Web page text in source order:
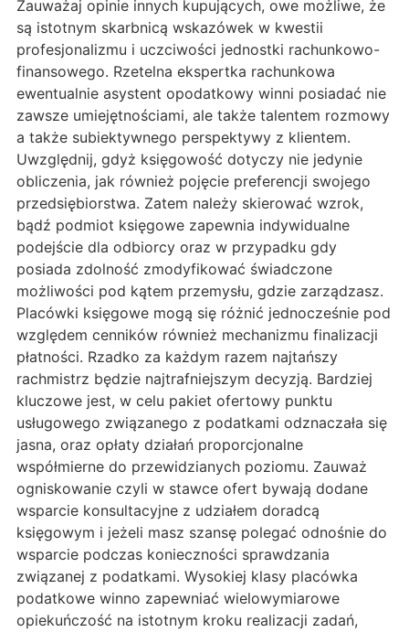
Zauważaj opinie innych kupujących, owe możliwe, że
są istotnym skarbnicą wskazówek w kwestii
profesjonalizmu i uczciwości jednostki rachunkowo-
finansowego. Rzetelna ekspertka rachunkowa
ewentualnie asystent opodatkowy winni posiadać nie
zawsze umiejętnościami, ale także talentem rozmowy
a także subiektywnego perspektywy z klientem.
Uwzględnij, gdyż księgowość dotyczy nie jedynie
obliczenia, jak również pojęcie preferencji swojego
przedsiębiorstwa. Zatem należy skierować wzrok,
bądź podmiot księgowe zapewnia indywidualne
podejście dla odbiorcy oraz w przypadku gdy
posiada zdolność zmodyfikować świadczone
możliwości pod kątem przemysłu, gdzie zarządzasz.
Placówki księgowe mogą się różnić jednocześnie pod
względem cenników również mechanizmu finalizacji
płatności. Rzadko za każdym razem najtańszy
rachmistrz będzie najtrafniejszym decyzją. Bardziej
kluczowe jest, w celu pakiet ofertowy punktu
usługowego związanego z podatkami odznaczała się
jasna, oraz opłaty działań proporcjonalne
współmierne do przewidzianych poziomu. Zauważ
ogniskowanie czyli w stawce ofert bywają dodane
wsparcie konsultacyjne z udziałem doradcą
księgowym i jeżeli masz szansę polegać odnośnie do
wsparcie podczas konieczności sprawdzania
związanej z podatkami. Wysokiej klasy placówka
podatkowe winno zapewniać wielowymiarowe
opiekuńczość na istotnym kroku realizacji zadań,